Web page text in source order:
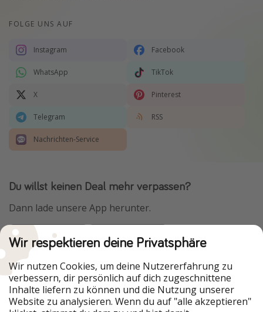
FOLGE UNS AUF
Instagram Facebook
WhatsApp TikTok
X Pinterest
Telegram RSS
Nachrichten-Service
Du willst keinen Deal mehr verpassen?
Dann lade unsere App herunter.
Urlaubspiraten ist Teil der HolidayPirates Group
Unsere Märkte
PiratinViaggio
HolidayPirates
Wir respektieren deine Privatsphäre
Wir nutzen Cookies, um deine Nutzererfahrung zu
verbessern, dir persönlich auf dich zugeschnittene
Inhalte liefern zu können und die Nutzung unserer
Website zu analysieren. Wenn du auf "alle akzeptieren"